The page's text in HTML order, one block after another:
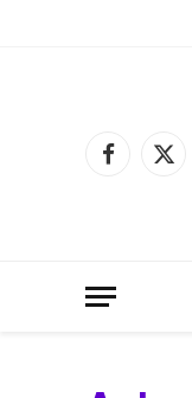
Facebook
X